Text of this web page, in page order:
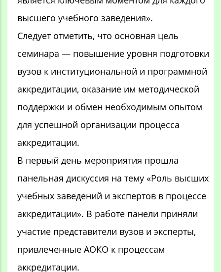
высшего учебного заведения».
Следует отметить, что основная цель
семинара — повышение уровня подготовки
вузов к институциональной и программной
аккредитации, оказание им методической
поддержки и обмен необходимым опытом
для успешной организации процесса
аккредитации.
В первый день мероприятия прошла
панельная дискуссия на тему «Роль высших
учебных заведений и экспертов в процессе
аккредитации». В работе панели приняли
участие представители вузов и эксперты,
привлеченные АОКО к процессам
аккредитации.